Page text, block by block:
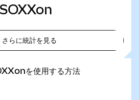
SOXXon
さらに統計を見る
を使用する方法